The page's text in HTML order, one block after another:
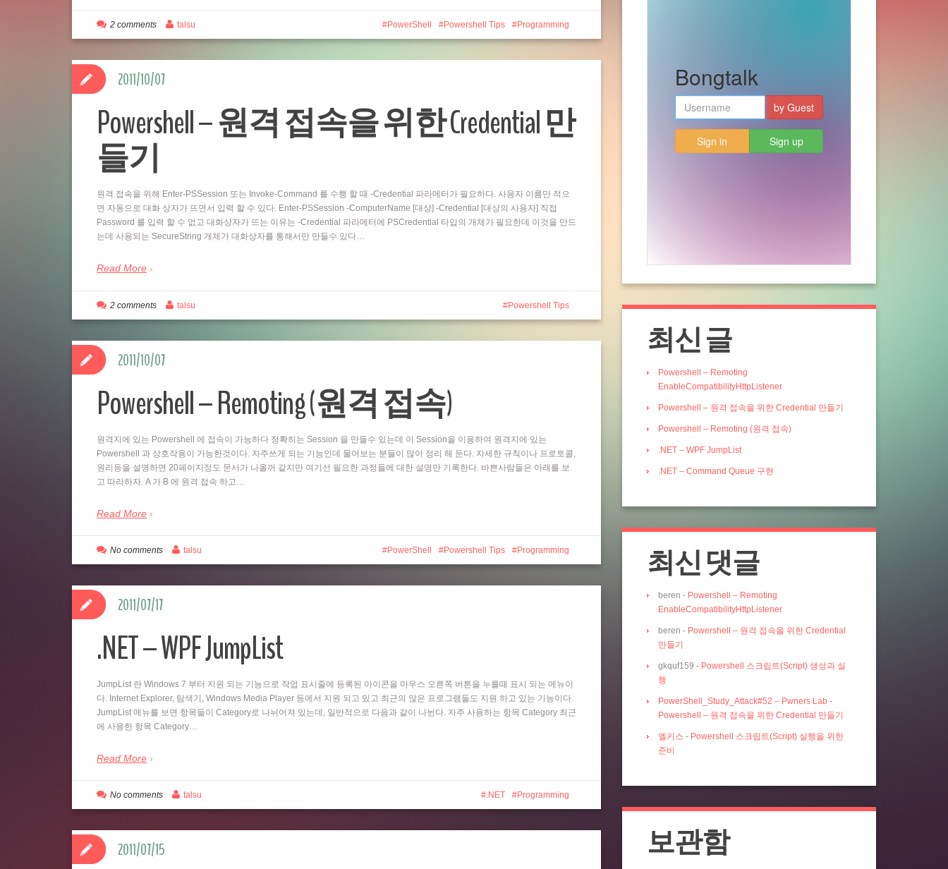
PowerShell Powershell Tips Programming
2 comments talsu
Powershell – 원격 접속을 위한 Credential 만
들기
원격 접속을 위해 Enter-PSSession 또는 Invoke-Command 를 수행 할 때 -Credential 파라메터가 필요하다. 사용자 이름만 적으
면 자동으로 대화 상자가 뜨면서 입력 할 수 있다. Enter-PSSession -ComputerName [대상] -Credential [대상의 사용자] 직접
Password 를 입력 할 수 없고 대화상자가 뜨는 이유는 -Credential 파라메터에 PSCredential 타입의 개체가 필요한데 이것을 만드
는데 사용되는 SecureString 개체가 대화상자를 통해서만 만들수 있다…
Read More
2011/10/07
Powershell Tips
2 comments talsu
Powershell – Remoting (원격 접속)
원격지에 있는 Powershell 에 접속이 가능하다 정확히는 Session 을 만들수 있는데 이 Session을 이용하여 원격지에 있는
Powershell 과 상호작용이 가능한것이다. 자주쓰게 되는 기능인데 물어보는 분들이 많아 정리 해 둔다. 자세한 규칙이나 프로토콜,
원리등을 설명하면 20페이지정도 문서가 나올꺼 같지만 여기선 필요한 과정들에 대한 설명만 기록한다. 바쁜사람들은 아래를 보
고 따라하자. A 가 B 에 원격 접속 하고…
Read More
2011/10/07
PowerShell Powershell Tips Programming
No comments talsu
.NET – WPF JumpList
JumpList 란 Windows 7 부터 지원 되는 기능으로 작업 표시줄에 등록된 아이콘을 마우스 오른쪽 버튼을 누를때 표시 되는 메뉴이
다. Internet Explorer, 탐색기, Windows Media Player 등에서 지원 되고 있고 최근의 많은 프로그램들도 지원 하고 있는 기능이다.
JumpList 메뉴를 보면 항목들이 Category로 나뉘어져 있는데, 일반적으로 다음과 같이 나뉜다. 자주 사용하는 항목 Category 최근
에 사용한 항목 Category…
Read More
2011/07/17
.NET Programming
No comments talsu
2011/07/15
최신 글
Powershell – Remoting
EnableCompatibilityHttpListener
Powershell – 원격 접속을 위한 Credential 만들기
Powershell – Remoting (원격 접속)
.NET – WPF JumpList
.NET – Command Queue 구현
최신 댓글
beren - Powershell – Remoting
EnableCompatibilityHttpListener
beren - Powershell – 원격 접속을 위한 Credential
만들기
gkquf159 - Powershell 스크립트(Script) 생성과 실
행
PowerShell_Study_Attack#52 – Pwners Lab -
Powershell – 원격 접속을 위한 Credential 만들기
엘키스 - Powershell 스크립트(Script) 실행을 위한
준비
보관함